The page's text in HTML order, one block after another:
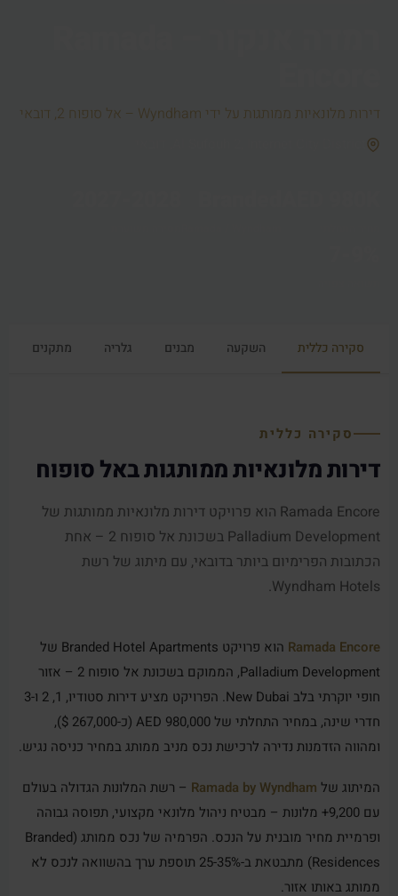
דירות מלונאיות ממותגות על ידי Wyndham – אל סופוח 2, דובאי
סקירה כללית השקעה מבנים גלריה מתקנים
סקירה כללית
דירות מלונאיות ממותגות באל סופוח
Ramada Encore הוא פרויקט דירות מלונאיות ממותגות של
Palladium Development בשכונת אל סופוח 2 – אחת
הכתובות הפרימיום ביותר בדובאי, עם מיתוג של רשת
Wyndham Hotels.
Ramada Encore
הוא פרויקט Branded Hotel Apartments של
Palladium Development, הממוקם בשכונת אל סופוח 2 – אזור
חופי יוקרתי בלב New Dubai. הפרויקט מציע דירות סטודיו, 1, 2 ו-3
חדרי שינה, במחיר התחלתי של 980,000 AED (כ-267,000 $),
ומהווה הזדמנות נדירה לרכישת נכס מניב ממותג במחיר כניסה נגיש.
המיתוג של Ramada by Wyndham – רשת המלונות הגדולה בעולם
עם 9,200+ מלונות – מבטיח ניהול מלונאי מקצועי, תפוסה גבוהה
ופרמיית מחיר מובנית על הנכס. הפרמיה של נכס ממותג (Branded
Residences) מתבטאת ב-25-35% תוספת ערך בהשוואה לנכס לא
ממותג באותו אזור.